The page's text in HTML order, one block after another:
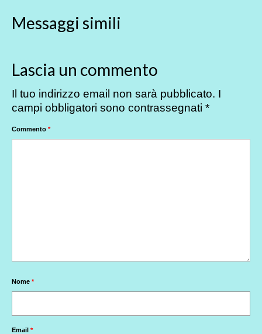
Messaggi simili
Lascia un commento
Il tuo indirizzo email non sarà pubblicato. I
campi obbligatori sono contrassegnati *
Commento *
Nome *
Email *